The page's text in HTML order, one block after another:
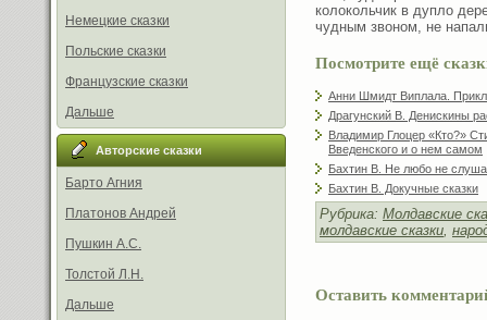
Немецкие сказки
Польские сказки
Французские сказки
Дальше
Авторские сказки
Барто Агния
Платонов Андрей
Пушкин А.С.
Толстой Л.Н.
Дальше
колокольчик в дупло
чудным звоном, не
Посмотрите ещё
Анни Шмидт Виплала.
Драгунский В. Денискины
Владимир Глоцер «Кто?»
Введенского и о нем самом
Бахтин В. Не любо не
Бахтин В. Докучные сказки
Рубрика: Молдавские
молдавские сказки
Оставить